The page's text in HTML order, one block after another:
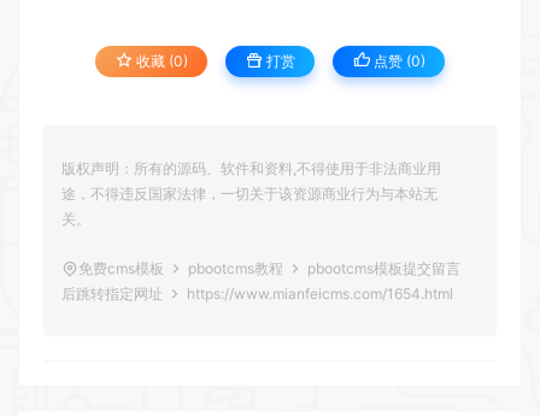
收藏 (0) 打赏 点赞 (0)
版权声明：所有的源码、软件和资料,不得使用于非法商业用
途，不得违反国家法律，一切关于该资源商业行为与本站无
关。
免费cms模板 pbootcms教程
pbootcms模板提交留言
后跳转指定网址
https://www.mianfeicms.com/1654.html